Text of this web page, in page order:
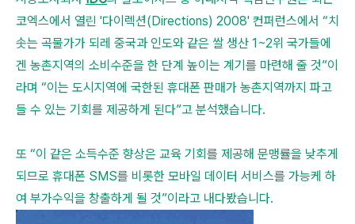
코엑스에서 열린 '다이렉션(Directions) 2008' 컨퍼런스에서 “치
솟는 곡물가가 되레 중국과 인도와 같은 쌀 생산 1~2위 국가들에
겐 농촌지역의 소비수준을 한 단계 높이는 계기를 마련해 줄 것”이
라며 “이는 도시지역에 국한된 휴대폰 판매가 농촌지역까지 파고
들 수 있는 기회를 제공하게 된다”고 분석했습니다.
또 “이 같은 소득수준 향상은 교육 기회를 제공해 문맹률을 낮추게
되므로 휴대폰 SMS를 비롯한 모바일 데이터 서비스를 가능케 하
여 부가수익을 창출하게 될 것”이라고 내다봤습니다.